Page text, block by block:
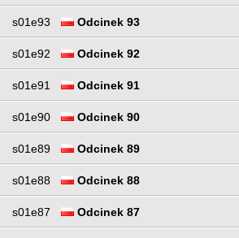
s01e93 Odcinek 93
s01e92 Odcinek 92
s01e91 Odcinek 91
s01e90 Odcinek 90
s01e89 Odcinek 89
s01e88 Odcinek 88
s01e87 Odcinek 87